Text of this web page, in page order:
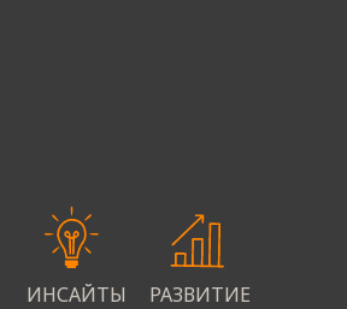
РАЗВИТИЕ
ИНСАЙТЫ